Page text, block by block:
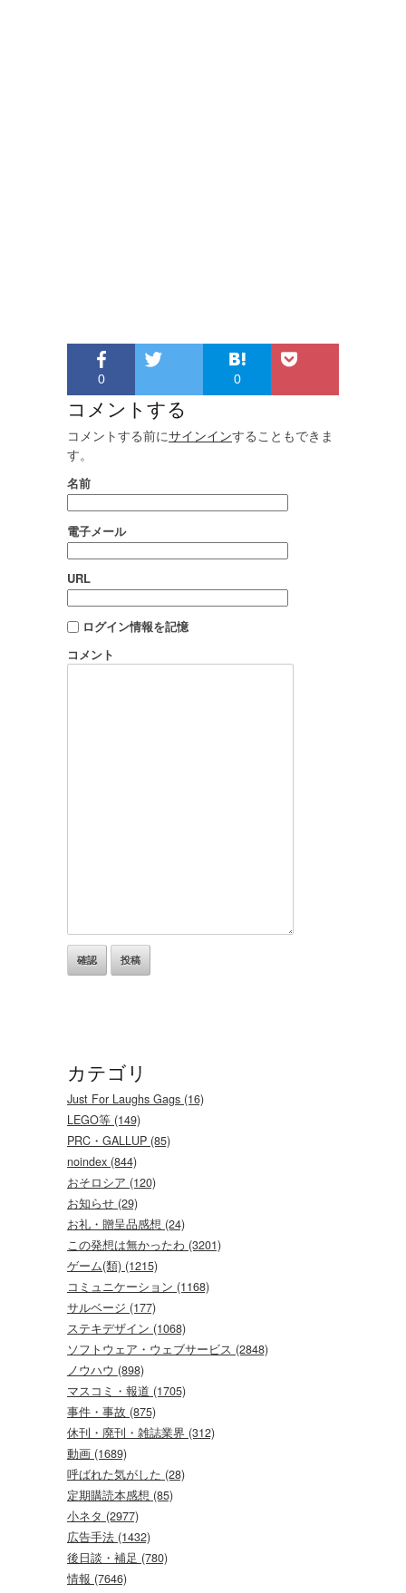
0 0
コメントする
コメントする前にサインインすることもできま
す。
名前
電子メール
URL
ログイン情報を記憶
コメント
カテゴリ
Just For Laughs Gags (16)
LEGO等 (149)
PRC・GALLUP (85)
noindex (844)
おそロシア (120)
お知らせ (29)
お礼・贈呈品感想 (24)
この発想は無かったわ (3201)
ゲーム(類) (1215)
コミュニケーション (1168)
サルベージ (177)
ステキデザイン (1068)
ソフトウェア・ウェブサービス (2848)
ノウハウ (898)
マスコミ・報道 (1705)
事件・事故 (875)
休刊・廃刊・雑誌業界 (312)
動画 (1689)
呼ばれた気がした (28)
定期購読本感想 (85)
小ネタ (2977)
広告手法 (1432)
後日談・補足 (780)
情報 (7646)